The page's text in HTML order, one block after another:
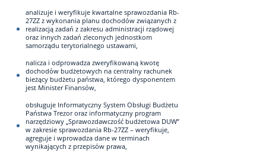
analizuje i weryfikuje kwartalne sprawozdania Rb-
27ZZ z wykonania planu dochodów związanych z
realizacją zadań z zakresu administracji rządowej
oraz innych zadań zleconych jednostkom
samorządu terytorialnego ustawami,
nalicza i odprowadza zweryfikowaną kwotę
dochodów budżetowych na centralny rachunek
bieżący budżetu państwa, którego dysponentem
jest Minister Finansów,
obsługuje Informatyczny System Obsługi Budżetu
Państwa Trezor oraz informatyczny program
narzędziowy „Sprawozdawczość budżetowa DUW”
w zakresie sprawozdania Rb-27ZZ – weryfikuje,
agreguje i wprowadza dane w terminach
wynikających z przepisów prawa,